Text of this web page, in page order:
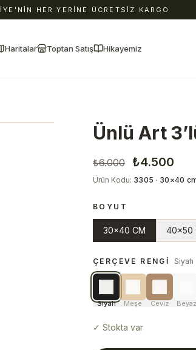
HER YERİNE ÜCRETSİZ KARGO
Haritalar Toptan Satış Hikayemiz
Ünlü Art
₺6.000 ₺4.500
Ürün Kodu: 3305 · 30×40
BOYUT
30x40 CM 40x50
ÇERÇEVE RENGI Siyah
Siyah Meşe Ceviz Beyaz
✓ Stokta var